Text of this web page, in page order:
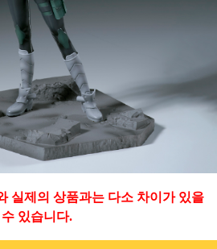
실제의 상품과는 다소 차이가 있을
수 있습니다.